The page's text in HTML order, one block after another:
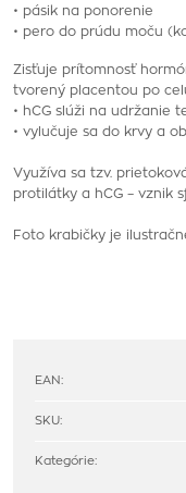
• pásik na ponorenie
• pero do prúdu moču
Zisťuje prítomnosť
tvorený placentou po
• hCG slúži na udržanie
• vylučuje sa do krvy a
Využíva sa tzv.
protilátky a hCG – vznik
Foto krabičky je
EAN:
SKU:
Kategórie: